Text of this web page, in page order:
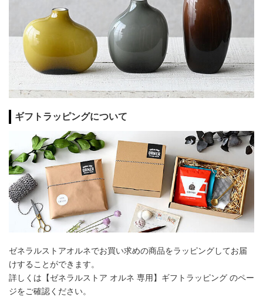
ギフトラッピングについて
ゼネラルストアオルネでお買い求めの商品をラッピングしてお届
けすることができます。
詳しくは【ゼネラルストア オルネ 専用】ギフトラッピング のペー
ジをご確認ください。